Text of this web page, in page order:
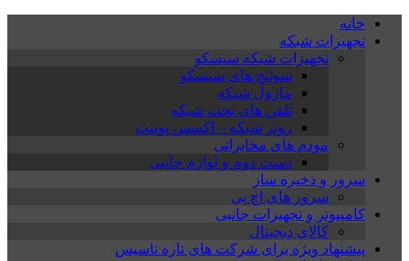
خانه
تجهیزات شبکه
تجهیزات شبکه سیسکو
سوئیچ های سیسکو
ماژول شبکه
تلفن های تحت شبکه
روتر شبکه – اکسس پوینت
مودم های مخابراتی
دست دوم و لوازم جانبی
سرور و ذخیره ساز
سرور های اچ پی
کامپیوتر و تجهیزات جانبی
کالای دیجیتال
پیشنهاد ویژه برای شرکت های تازه تاسیس